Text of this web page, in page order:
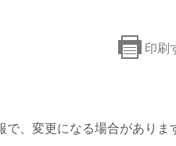
印刷
、変更になる場合がありま